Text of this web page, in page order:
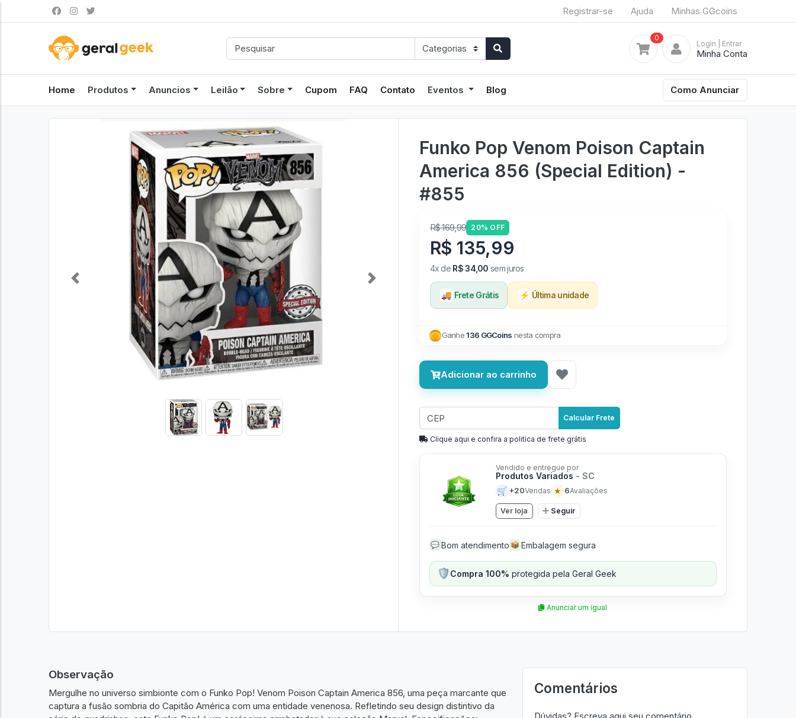
Registrar-se Ajuda Minhas GGcoins
0
Login | Entrar
Minha Conta
Home Produtos Anuncios Leilão Sobre Cupom FAQ Contato Eventos Blog Como Anunciar
Previous Next
Funko Pop Venom Poison Captain
America 856 (Special Edition) -
#855
R$ 169,99 20% OFF
R$ 135,99
4x de R$ 34,00 sem juros
🚚 Frete Grátis ⚡ Última unidade
Ganhe136 GGCoins nesta compra
Adicionar ao carrinho
Calcular Frete
Clique aqui e confira a politíca de frete grátis
Vendido e entregue por
Produtos Variados - SC
🛒 +20Vendas ★ 6Avaliações
Ver loja Seguir
💬 Bom atendimento 📦 Embalagem segura
🛡️Compra 100% protegida pela Geral Geek
Anunciar um igual
Observação
Mergulhe no universo simbionte com o Funko Pop! Venom Poison Captain America 856, uma peça marcante que
captura a fusão sombria do Capitão América com uma entidade venenosa. Refletindo seu design distintivo da
Comentários